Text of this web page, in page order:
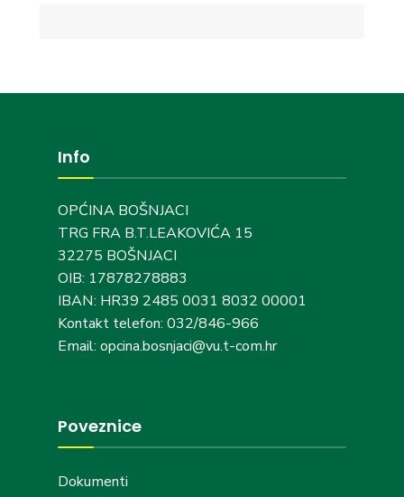
Info
OPĆINA BOŠNJACI
TRG FRA B.T.LEAKOVIĆA 15
32275 BOŠNJACI
OIB: 17878278883
IBAN: HR39 2485 0031 8032 00001
Kontakt telefon: 032/846-966
Email: opcina.bosnjaci@vu.t-com.hr
Poveznice
Dokumenti